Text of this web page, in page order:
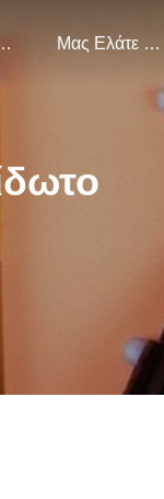
Μας Ελάτε Σε Επαφή Με